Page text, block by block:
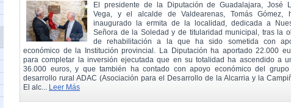
El presidente de la Diputación de Guadalajara, José
Vega, y el alcalde de Valdearenas, Tomás Gómez,
inaugurado la ermita de la localidad, dedicada a
Señora de la Soledad y de titularidad municipal, tras la
de rehabilitación a la que ha sido sometida con
económico de la Institución provincial. La Diputación ha aportado 22.000
para completar la inversión ejecutada que en su totalidad ha ascendido a
36.000 euros, y que también ha contado con apoyo económico del grupo
desarrollo rural ADAC (Asociación para el Desarrollo de la Alcarria y la
El alc... Leer Más